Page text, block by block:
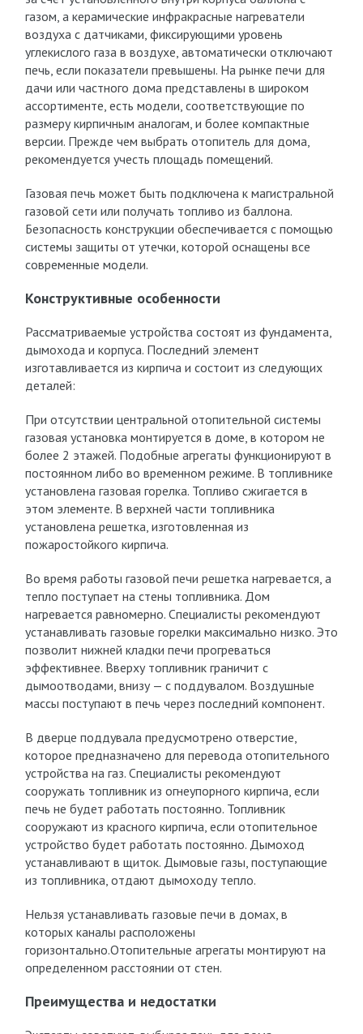
газом, а керамические инфракрасные нагреватели
воздуха с датчиками, фиксирующими уровень
углекислого газа в воздухе, автоматически отключают
печь, если показатели превышены. На рынке печи для
дачи или частного дома представлены в широком
ассортименте, есть модели, соответствующие по
размеру кирпичным аналогам, и более компактные
версии. Прежде чем выбрать отопитель для дома,
рекомендуется учесть площадь помещений.
Газовая печь может быть подключена к магистральной
газовой сети или получать топливо из баллона.
Безопасность конструкции обеспечивается с помощью
системы защиты от утечки, которой оснащены все
современные модели.
Конструктивные особенности
Рассматриваемые устройства состоят из фундамента,
дымохода и корпуса. Последний элемент
изготавливается из кирпича и состоит из следующих
деталей:
При отсутствии центральной отопительной системы
газовая установка монтируется в доме, в котором не
более 2 этажей. Подобные агрегаты функционируют в
постоянном либо во временном режиме. В топливнике
установлена газовая горелка. Топливо сжигается в
этом элементе. В верхней части топливника
установлена решетка, изготовленная из
пожаростойкого кирпича.
Во время работы газовой печи решетка нагревается, а
тепло поступает на стены топливника. Дом
нагревается равномерно. Специалисты рекомендуют
устанавливать газовые горелки максимально низко. Это
позволит нижней кладки печи прогреваться
эффективнее. Вверху топливник граничит с
дымоотводами, внизу — с поддувалом. Воздушные
массы поступают в печь через последний компонент.
В дверце поддувала предусмотрено отверстие,
которое предназначено для перевода отопительного
устройства на газ. Специалисты рекомендуют
сооружать топливник из огнеупорного кирпича, если
печь не будет работать постоянно. Топливник
сооружают из красного кирпича, если отопительное
устройство будет работать постоянно. Дымоход
устанавливают в щиток. Дымовые газы, поступающие
из топливника, отдают дымоходу тепло.
Нельзя устанавливать газовые печи в домах, в
которых каналы расположены
горизонтально.Отопительные агрегаты монтируют на
определенном расстоянии от стен.
Преимущества и недостатки